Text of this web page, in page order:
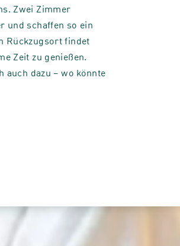
Zwei Zimmer
und schaffen so ein
Rückzugsort findet
Zeit zu genießen.
dazu – wo könnte